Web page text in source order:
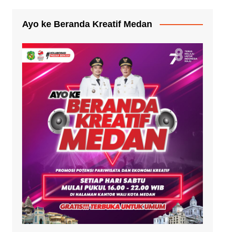
Ayo ke Beranda Kreatif Medan